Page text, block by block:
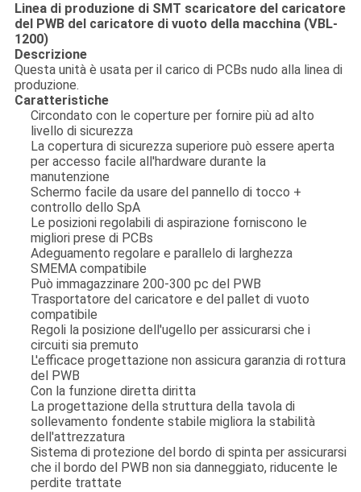
Linea di produzione di SMT scaricatore del caricatore
del PWB del caricatore di vuoto della macchina (VBL-
1200)
Descrizione
Questa unità è usata per il carico di PCBs nudo alla linea di
produzione.
Caratteristiche
Circondato con le coperture per fornire più ad alto
livello di sicurezza
La copertura di sicurezza superiore può essere aperta
per accesso facile all'hardware durante la
manutenzione
Schermo facile da usare del pannello di tocco +
controllo dello SpA
Le posizioni regolabili di aspirazione forniscono le
migliori prese di PCBs
Adeguamento regolare e parallelo di larghezza
SMEMA compatibile
Può immagazzinare 200-300 pc del PWB
Trasportatore del caricatore e del pallet di vuoto
compatibile
Regoli la posizione dell'ugello per assicurarsi che i
circuiti sia premuto
L'efficace progettazione non assicura garanzia di rottura
del PWB
Con la funzione diretta diritta
La progettazione della struttura della tavola di
sollevamento fondente stabile migliora la stabilità
dell'attrezzatura
Sistema di protezione del bordo di spinta per assicurarsi
che il bordo del PWB non sia danneggiato, riducente le
perdite trattate